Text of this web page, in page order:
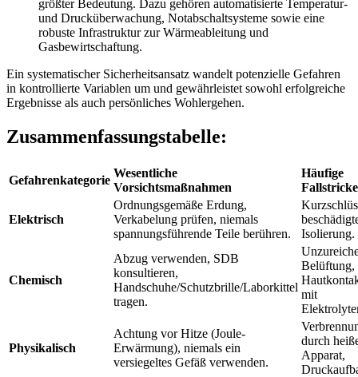
größter Bedeutung. Dazu gehören automatisierte Temperatur-
und Drucküberwachung, Notabschaltsysteme sowie eine
robuste Infrastruktur zur Wärmeableitung und
Gasbewirtschaftung.
Ein systematischer Sicherheitsansatz wandelt potenzielle Gefahren
in kontrollierte Variablen um und gewährleistet sowohl erfolgreiche
Ergebnisse als auch persönliches Wohlergehen.
Zusammenfassungstabelle:
Gefahrenkategorie
Wesentliche
Vorsichtsmaßnahmen
Häufige
Fallstricke
Elektrisch
Ordnungsgemäße Erdung,
Verkabelung prüfen, niemals
spannungsführende Teile berühren.
Isolierung.
Chemisch
Abzug verwenden, SDB
konsultieren,
Handschuhe/Schutzbrille/Laborkittel
tragen.
Belüftung,
mit
Physikalisch
Achtung vor Hitze (Joule-
Erwärmung), niemals ein
versiegeltes Gefäß verwenden.
durch
Apparat,